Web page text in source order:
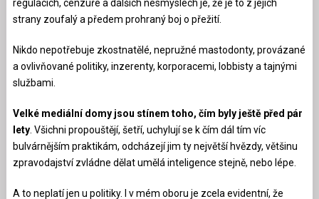
regulacích, cenzuře a dalších nesmyslech je, že je to z jejich
strany zoufalý a předem prohraný boj o přežití.
Nikdo nepotřebuje zkostnatělé, nepružné mastodonty, provázané
a ovlivňované politiky, inzerenty, korporacemi, lobbisty a tajnými
službami.
Velké mediální domy jsou stínem toho, čím byly ještě před pár
lety. Všichni propouštějí, šetří, uchylují se k čím dál tím víc
bulvárnějším praktikám, odcházejí jim ty největší hvězdy, většinu
zpravodajství zvládne dělat umělá inteligence stejně, nebo lépe.
A to neplatí jen u politiky. I v mém oboru je zcela evidentní, že